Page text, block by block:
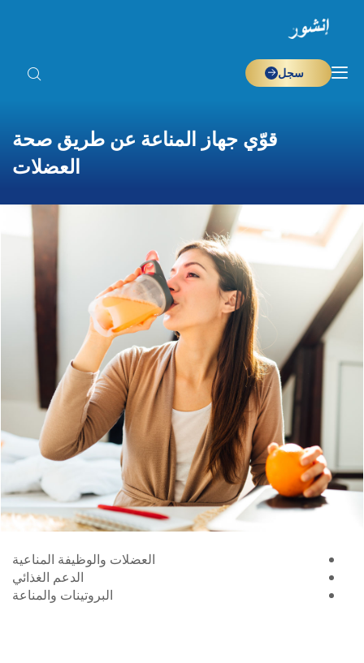
سجل
قوّي جهاز المناعة عن طريق صحة
العضلات
العضلات والوظيفة المناعية
الدعم الغذائي
البروتينات والمناعة